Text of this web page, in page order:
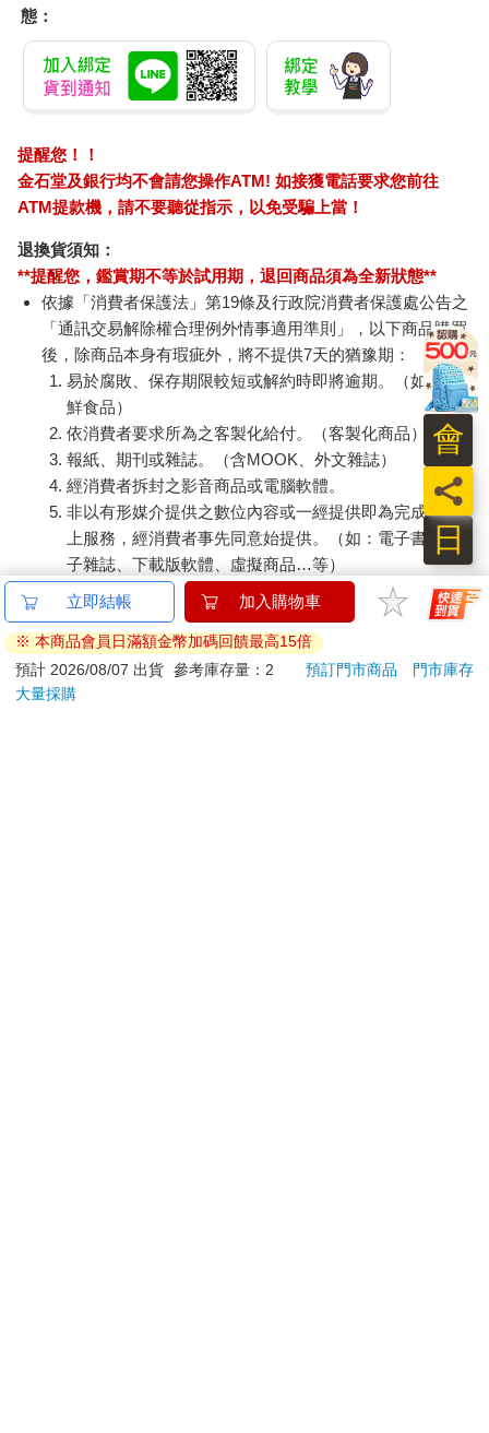
藝術氣息濃郁，是紐約最有人文氣息的一區，步調也較慢，很適
合喜歡漫遊的旅人。
上西城跟想像中的紐約風光不太一樣，充滿著濃郁的人文氣息。
有自然歷史博物館、林肯藝術中心，途中還可以繞到哈德遜河體
驗上西城居民獨享的河岸風光。
因為上西城的舒適愜意，吸引許多退休人士、演員、作家移居於
此，加上周圍的特色傳統書店、咖啡館、餐廳，形成了典型的雅
痞生活圈，尤其是靠近哥倫比亞大學那段，沒有滿街的車水馬
龍，也沒有遊客過度的喧嘩叨擾，這裡的氛圍自成一格。也因此
讓電影《電子情書》的主拍攝場景均選擇在上西城，影集《慾望
城市》裡最有藝術氣質的夏綠蒂家也是設定在此。1.哥倫比亞大
學Columbia University
紐約州歷史最悠久的大學
哥倫比亞大學的前身是國王學院，在美國歷史記載上是第五所成
立的大學，現在校園裡依然保留了許多國王學院時期的遺跡。哥
倫比亞大學同時也是紐約州歷史最悠久的大學，在寸土寸金的紐
約市還能擁有如此佔地不算小的校園，又位於名人雅士最愛的上
西城，這裡的學生真的是其他紐約學生要幸福許多。哥倫比亞的
校友也是個個來頭不小，美國歷任總統如西奧多‧羅斯福和弗蘭克
林·D·羅斯福到歐巴馬都是哥大校友，著名的思想家胡適與歌手宇
多田光等，也都是畢業於這裡。
位於校園正中央的Low Memorial Library是造訪哥倫比亞大學的必
訪景點，完成於1897年，是當時學校的董事長Seth Low為了紀念
他的父親Abiel Abbot Low所捐贈的，從外觀到內部都氣勢雄偉。
而後來1934年Bitler Library興建完成後，Low MemorialLibrary現
已成為舉行儀式典禮的場地以及學校的學務中心。正門階梯前的
態：
提醒您！！
金石堂及銀行均不會請您操作ATM! 如接獲電話要求您前往
ATM提款機，請不要聽從指示，以免受騙上當！
退換貨須知：
**提醒您，鑑賞期不等於試用期，退回商品須為全新狀態**
依據「消費者保護法」第19條及行政院消費者保護處公告之
「通訊交易解除權合理例外情事適用準則」，以下商品購買
後，除商品本身有瑕疵外，將不提供7天的猶豫期：
易於腐敗、保存期限較短或解約時即將逾期。（如：生
鮮食品）
依消費者要求所為之客製化給付。（客製化商品）
報紙、期刊或雜誌。（含MOOK、外文雜誌）
經消費者拆封之影音商品或電腦軟體。
非以有形媒介提供之數位內容或一經提供即為完成之線
上服務，經消費者事先同意始提供。（如：電子書、電
子雜誌、下載版軟體、虛擬商品…等）
已拆封之個人衛生用品。（如：內衣褲、刮鬍刀、除毛
若非上列種類商品，均享有到貨7天的猶豫期（含例假
日）。
辦理退換貨時，商品（組合商品恕無法接受單獨退貨）必須
立即結帳 加入購物車
※ 本商品會員日滿額金幣加碼回饋最高15倍
預計 2026/08/07 出貨 參考庫存量：2 預訂門市商品
門市庫存
大量採購
日
員
會